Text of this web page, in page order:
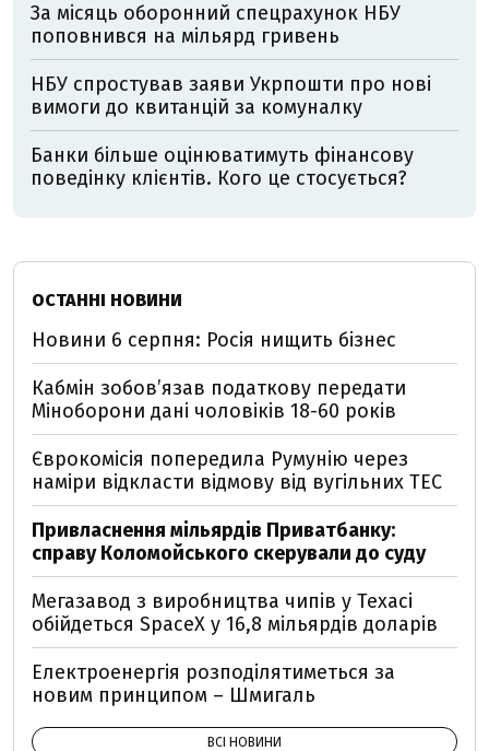
За місяць оборонний спецрахунок НБУ
поповнився на мільярд гривень
НБУ спростував заяви Укрпошти про нові
вимоги до квитанцій за комуналку
Банки більше оцінюватимуть фінансову
поведінку клієнтів. Кого це стосується?
ОСТАННІ НОВИНИ
Новини 6 серпня: Росія нищить бізнес
Кабмін зобовʼязав податкову передати
Міноборони дані чоловіків 18-60 років
Єврокомісія попередила Румунію через
наміри відкласти відмову від вугільних ТЕС
Привласнення мільярдів Приватбанку:
справу Коломойського скерували до суду
Мегазавод з виробництва чипів у Техасі
обійдеться SpaceX у 16,8 мільярдів доларів
Електроенергія розподілятиметься за
новим принципом – Шмигаль
ВСІ НОВИНИ